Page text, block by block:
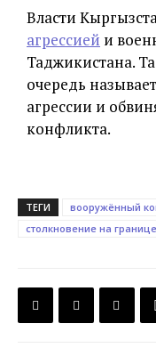
Власти
агрессией и
Таджикистана.
очередь
агрессии и
конфликта.
ТЕГИ вооружённый
столкновение на